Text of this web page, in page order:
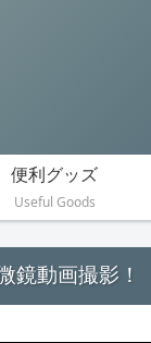
便利グッズ
Useful Goods
鏡動画撮影！